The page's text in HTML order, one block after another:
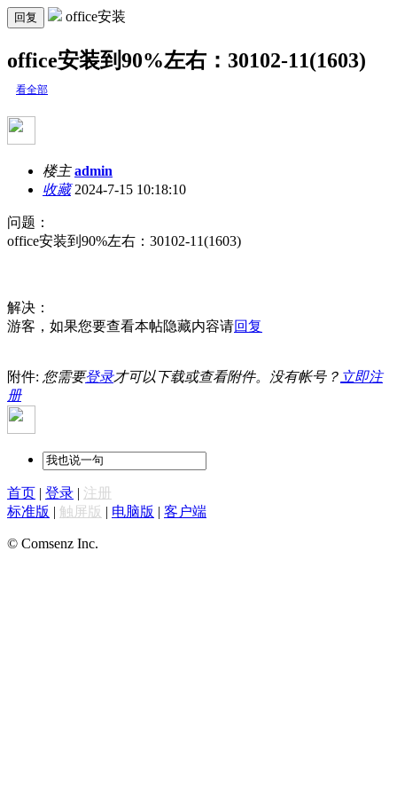
回复 office安装
office安装到90%左右：30102-11(1603)
看全部
楼主 admin
收藏2024-7-15 10:18:10
问题：
office安装到90%左右：30102-11(1603)
解决：
游客，如果您要查看本帖隐藏内容请回复
附件: 您需要登录才可以下载或查看附件。没有帐号？ 立即注
册
首页 | 登录 | 注册
标准版 | 触屏版 | 电脑版 | 客户端
© Comsenz Inc.